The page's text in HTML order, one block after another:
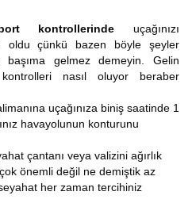
kontrollerinde uçağınızı
oldu çünkü bazen böyle şeyler
başıma gelmez demeyin. Gelin
kontrolleri nasıl oluyor beraber
uçağınıza biniş saatinde 1
havayolunun konturunu
çantanı veya valizini ağırlık
önemli değil ne demiştik az
her zaman tercihiniz